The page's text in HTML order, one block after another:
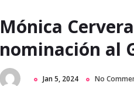
Mónica
nominación al
Jan 5, 2024 No